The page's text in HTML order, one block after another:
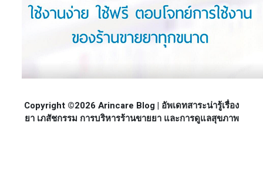
Copyright ©2026 Arincare Blog | อัพเดทสาระน่ารู้เรื่อง
ยา เภสัชกรรม การบริหารร้านขายยา และการดูแลสุขภาพ